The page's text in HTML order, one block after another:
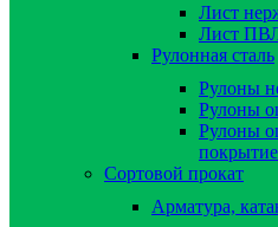
Лист
Лист
Рулонная сталь
Рулоны
Рулоны
Рулоны
Сортовой прокат
Арматура,